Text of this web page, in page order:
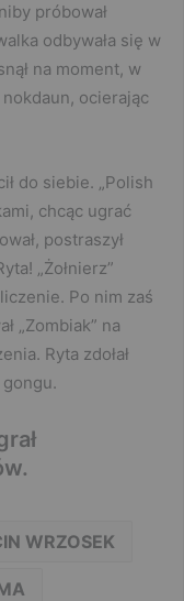
próbował
odbywała się w
na moment, w
nokdaun, ocierając
do siebie. „Polish
chcąc ugrać
postraszył
„Żołnierz”
Po nim zaś
„Zombiak” na
Ryta zdołał
WRZOSEK